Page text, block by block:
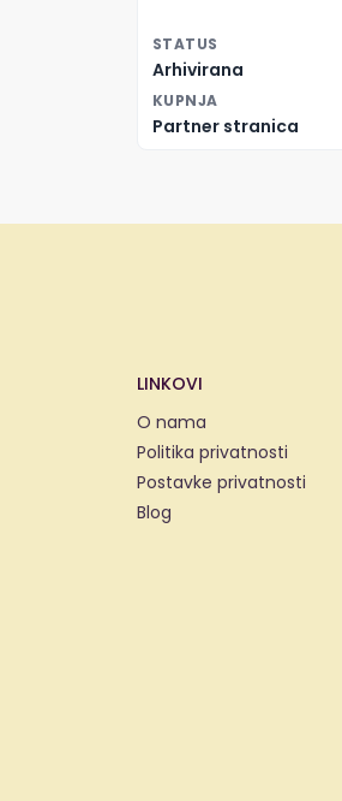
STATUS
Arhivirana
KUPNJA
Partner stranica
LINKOVI
O nama
Politika privatnosti
Postavke privatnosti
Blog